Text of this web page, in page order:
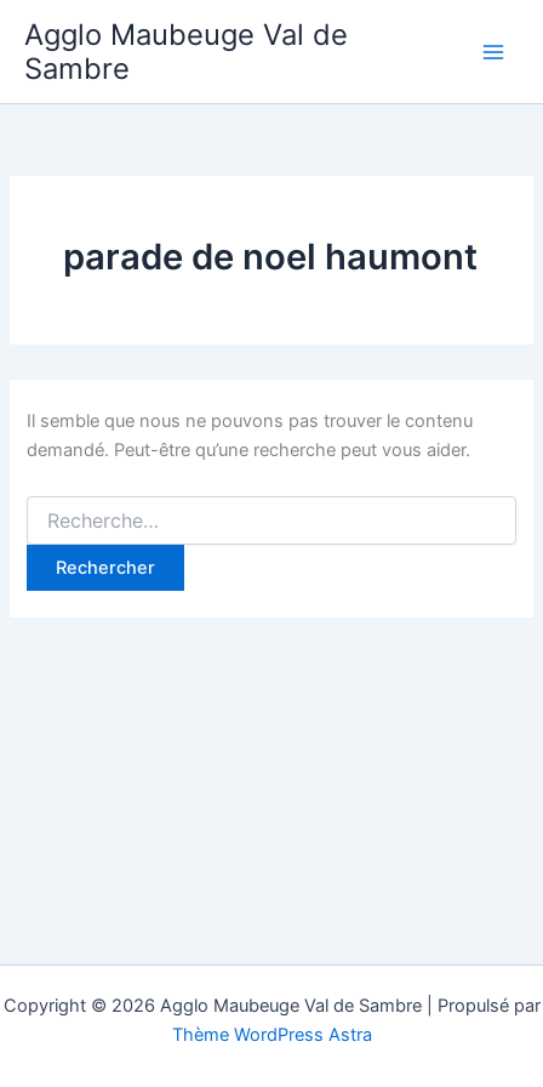
contenu
Agglo Maubeuge Val de
Sambre
parade de noel haumont
Il semble que nous ne pouvons pas trouver le contenu
demandé. Peut-être qu’une recherche peut vous aider.
Rechercher :
Copyright © 2026 Agglo Maubeuge Val de Sambre | Propulsé par
Thème WordPress Astra